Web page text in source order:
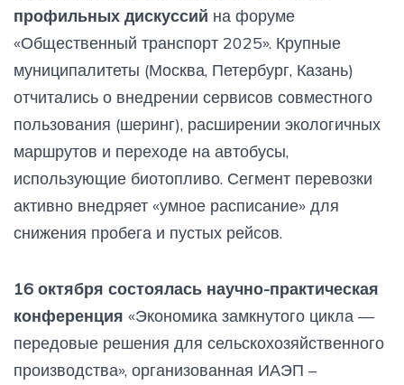
профильных дискуссий на форуме
«Общественный транспорт 2025». Крупные
муниципалитеты (Москва, Петербург, Казань)
отчитались о внедрении сервисов совместного
пользования (шеринг), расширении экологичных
маршрутов и переходе на автобусы,
использующие биотопливо. Сегмент перевозки
активно внедряет «умное расписание» для
снижения пробега и пустых рейсов.
16 октября состоялась научно-практическая
конференция «Экономика замкнутого цикла —
передовые решения для сельскохозяйственного
производства», организованная ИАЭП –